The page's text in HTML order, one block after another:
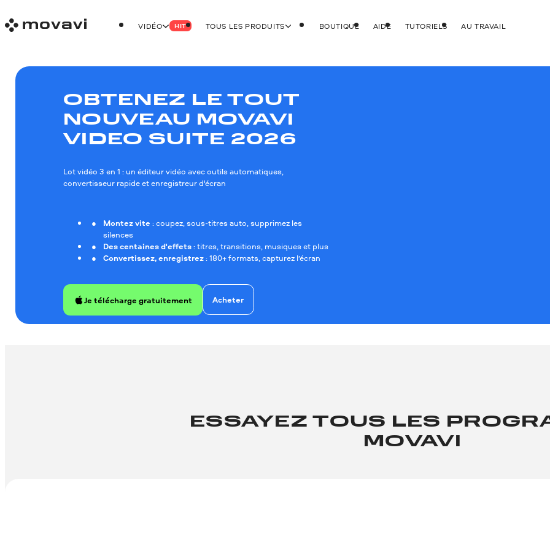
VIDÉO HIT TOUS LES PRODUITS BOUTIQUE AIDE TUTORIELS AU TRAVAIL
OBTENEZ LE TOUT
NOUVEAU MOVAVI
VIDEO SUITE 2026
Lot vidéo 3 en 1 : un éditeur vidéo avec outils automatiques,
convertisseur rapide et enregistreur d'écran
Montez vite : coupez, sous-titres auto, supprimez les
silences
Des centaines d'effets: titres, transitions, musiques et plus
Convertissez, enregistrez: 180+ formats, capturez l’écran
Je télécharge gratuitement Acheter
ESSAYEZ TOUS LES
MOVAVI